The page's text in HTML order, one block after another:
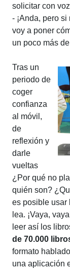
solicitar con
- ¡Anda, pero
voy a poner
un poco más
Tras un
periodo de
coger
confianza
al móvil,
de
reflexión y
darle
vueltas
¿Por qué no
quién son?
es posible usar
lea. ¡Vaya,
leer así los
de 70.000
formato
una aplicación